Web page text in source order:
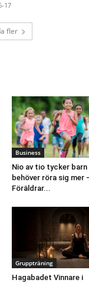
17
fler
Business
Nio av tio tycker barn
behöver röra sig mer
Föräldrar...
Gruppträning
Hagabadet Vinnare i